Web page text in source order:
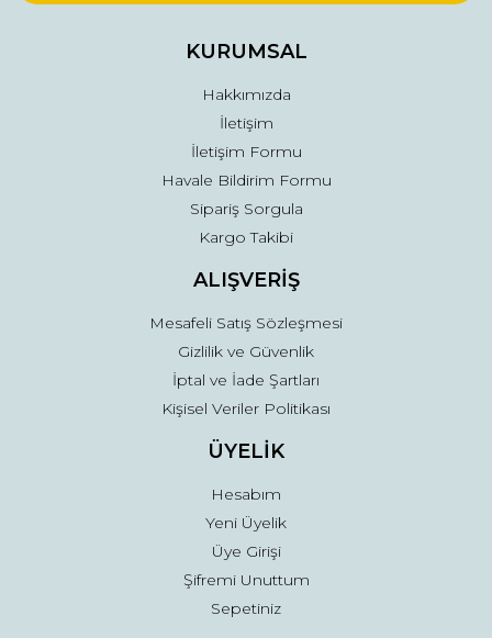
Ürün fiyatı diğer sitelerden daha pahalı.
Gönder
KURUMSAL
Hakkımızda
İletişim
İletişim Formu
Havale Bildirim Formu
Sipariş Sorgula
Kargo Takibi
ALIŞVERİŞ
Mesafeli Satış Sözleşmesi
Gizlilik ve Güvenlik
İptal ve İade Şartları
Kişisel Veriler Politikası
ÜYELİK
Hesabım
Yeni Üyelik
Üye Girişi
Şifremi Unuttum
Sepetiniz